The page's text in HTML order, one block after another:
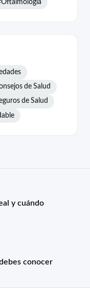
de Salud
de Salud
y cuándo
conocer